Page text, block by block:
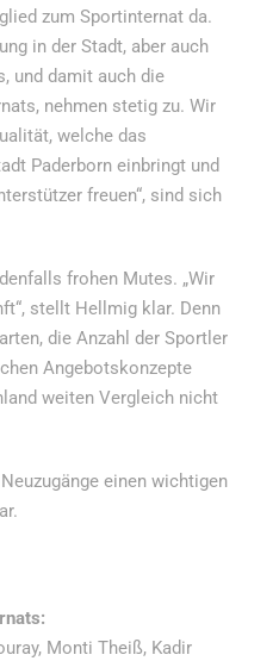
zum Sportinternat da.
in der Stadt, aber auch
und damit auch die
nehmen stetig zu. Wir
welche das
Paderborn einbringt und
freuen“, sind sich
frohen Mutes. „Wir
stellt Hellmig klar. Denn
die Anzahl der Sportler
Angebotskonzepte
weiten Vergleich nicht
einen wichtigen
Monti Theiß, Kadir